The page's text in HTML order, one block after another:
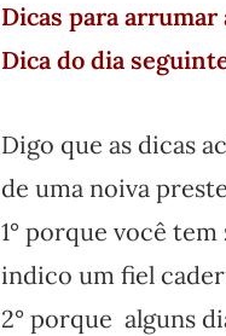
Dicas para arrumar
Dica do dia
Digo que as dicas
de uma noiva
1° porque você
indico um fiel
2° porque alguns